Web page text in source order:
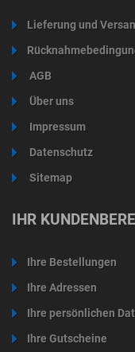
Lieferung und
AGB
Über uns
Impressum
Datenschutz
Sitemap
IHR
Ihre Bestellungen
Ihre Adressen
Ihre persönlichen
Ihre Gutscheine